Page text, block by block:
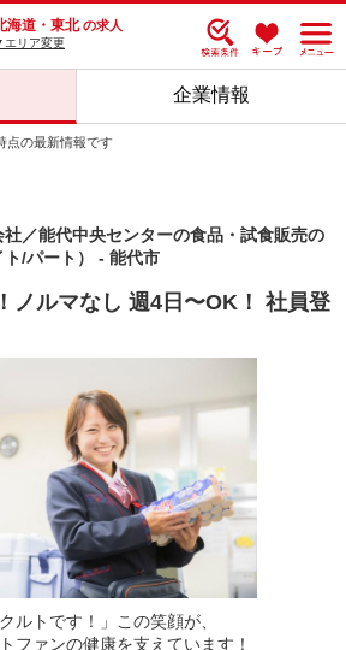
海道・東北 の求人
エリア変更
企業情報
点の最新情報です
／能代中央センターの食品・試食販売の
/パート） - 能代市
ノルマなし 週4日〜OK！ 社員登
ルトです！」この笑顔が、
ファンの健康を支えています！